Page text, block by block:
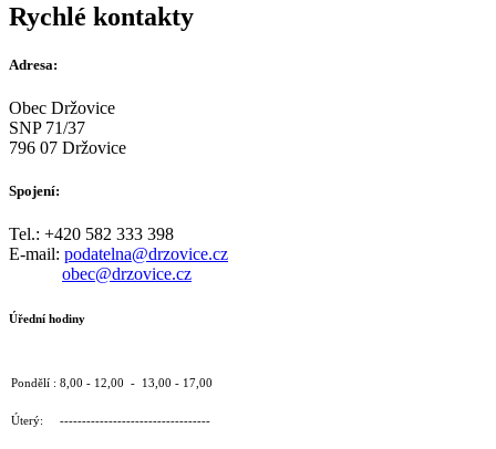
Rychlé kontakty
Adresa:
Obec Držovice
SNP 71/37
796 07 Držovice
Spojení:
Tel.: +420 582 333 398
E-mail: podatelna@drzovice.cz
obec@drzovice.cz
Úřední hodiny
Pondělí : 8,00 - 12,00 - 13,00 - 17,00
Úterý: ----------------------------------